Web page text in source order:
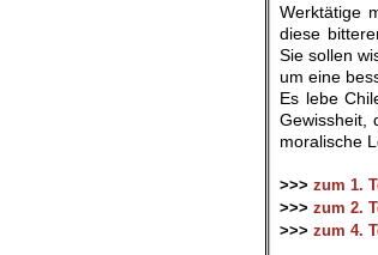
Werktätige
diese
Sie sollen
um eine
Es lebe
Gewissheit,
moralische
>>> zum 1.
>>> zum 2.
>>> zum 4.